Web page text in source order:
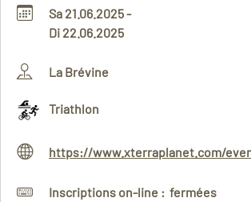
Sa 21.06.2025 -
Di 22.06.2025
La Brévine
Triathlon
https://www.xterraplanet.com/
Inscriptions on-line : fermées